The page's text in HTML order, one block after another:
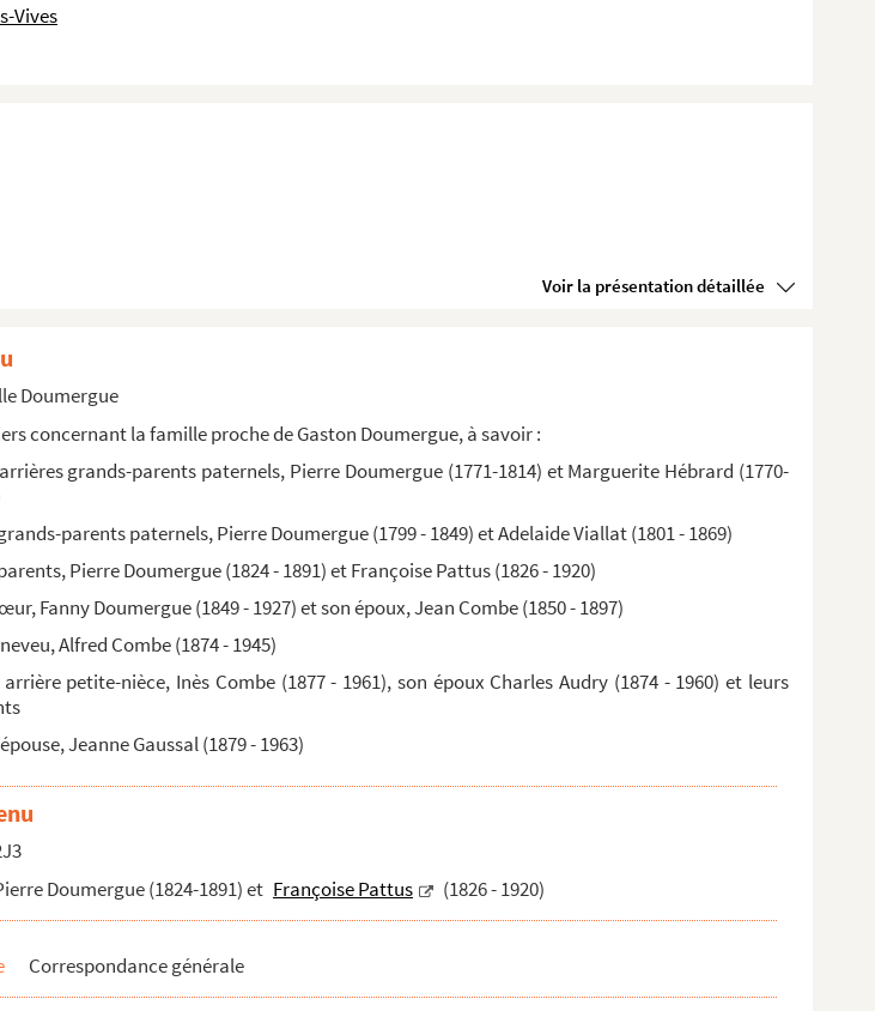
Vives
Voir la présentation détaillée
Olivier
Doumergue
concernant la famille proche de Gaston Doumergue, à savoir :
grands-parents paternels, Pierre Doumergue (1771-1814) et Marguerite Hébrard (1770-
parents paternels, Pierre Doumergue (1799 - 1849) et Adelaide Viallat (1801 - 1869)
Pierre Doumergue (1824 - 1891) et Françoise Pattus (1826 - 1920)
Fanny Doumergue (1849 - 1927) et son époux, Jean Combe (1850 - 1897)
Alfred Combe (1874 - 1945)
petite-nièce, Inès Combe (1877 - 1961), son époux Charles Audry (1874 - 1960) et leurs
Jeanne Gaussal (1879 - 1963)
Doumergue (1824-1891) et Françoise Pattus (1826 - 1920)
Correspondance générale